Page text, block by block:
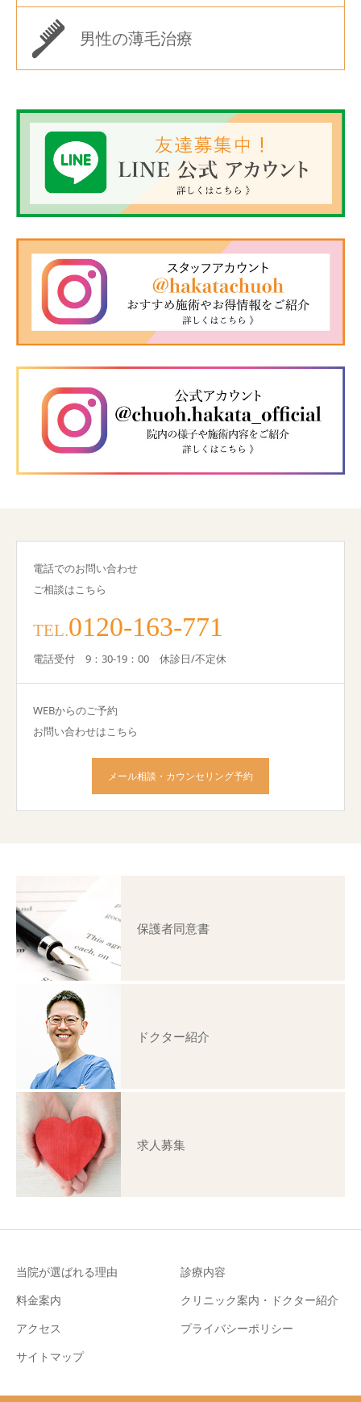
男性の薄毛治療
電話でのお問い合わせ
ご相談はこちら
TEL.0120-163-771
電話受付 9：30-19：00 休診日/不定休
WEBからのご予約
お問い合わせはこちら
メール相談・カウンセリング予約
保護者同意書
ドクター紹介
求人募集
当院が選ばれる理由
診療内容
料金案内
クリニック案内・ドクター紹介
アクセス
プライバシーポリシー
サイトマップ